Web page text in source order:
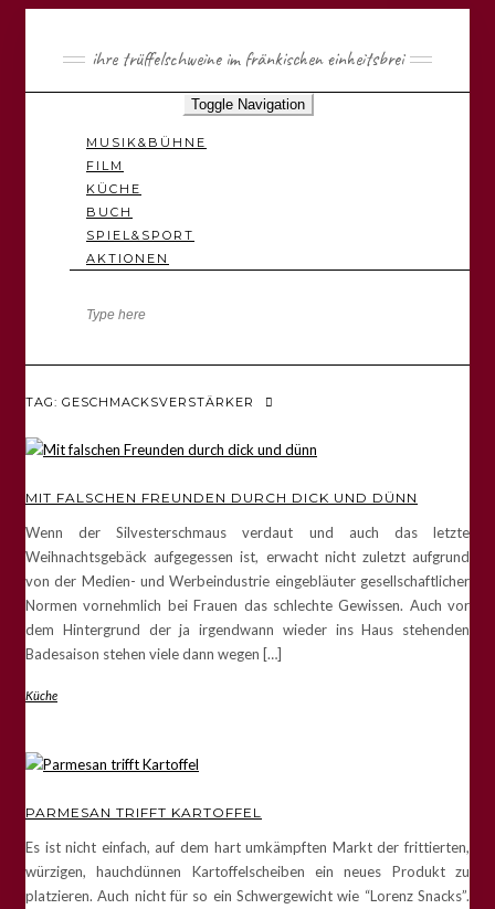
ihre trüffelschweine im fränkischen einheitsbrei
Toggle Navigation
MUSIK&BÜHNE
FILM
KÜCHE
BUCH
SPIEL&SPORT
AKTIONEN
TAG: GESCHMACKSVERSTÄRKER
MIT FALSCHEN FREUNDEN DURCH DICK UND DÜNN
Wenn der Silvesterschmaus verdaut und auch das letzte
Weihnachtsgebäck aufgegessen ist, erwacht nicht zuletzt aufgrund
von der Medien- und Werbeindustrie eingebläuter gesellschaftlicher
Normen vornehmlich bei Frauen das schlechte Gewissen. Auch vor
dem Hintergrund der ja irgendwann wieder ins Haus stehenden
Badesaison stehen viele dann wegen […]
Küche
PARMESAN TRIFFT KARTOFFEL
Es ist nicht einfach, auf dem hart umkämpften Markt der frittierten,
würzigen, hauchdünnen Kartoffelscheiben ein neues Produkt zu
platzieren. Auch nicht für so ein Schwergewicht wie “Lorenz Snacks”.